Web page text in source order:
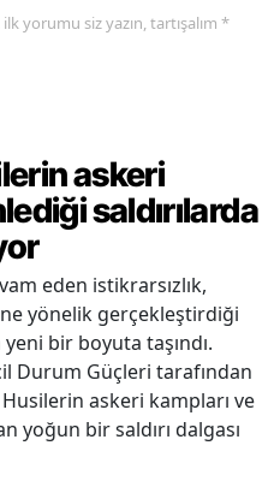
yorumu siz yazın, tartışalım *
askeri
saldırılarda
eden istikrarsızlık,
yönelik gerçekleştirdiği
bir boyuta taşındı.
Durum Güçleri tarafından
askeri kampları ve
yoğun bir saldırı dalgası